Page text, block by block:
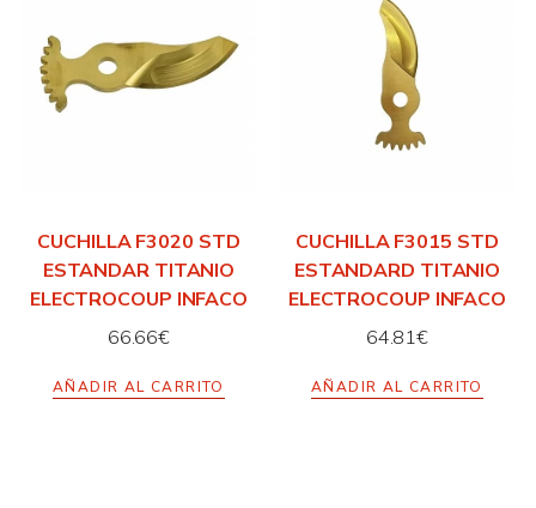
CUCHILLA F3020 STD
ESTANDAR TITANIO
ELECTROCOUP INFACO
66.66€
AÑADIR AL CARRITO
CUCHILLA F3015 STD
ESTANDARD TITANIO
ELECTROCOUP INFACO
64.81€
AÑADIR AL CARRITO